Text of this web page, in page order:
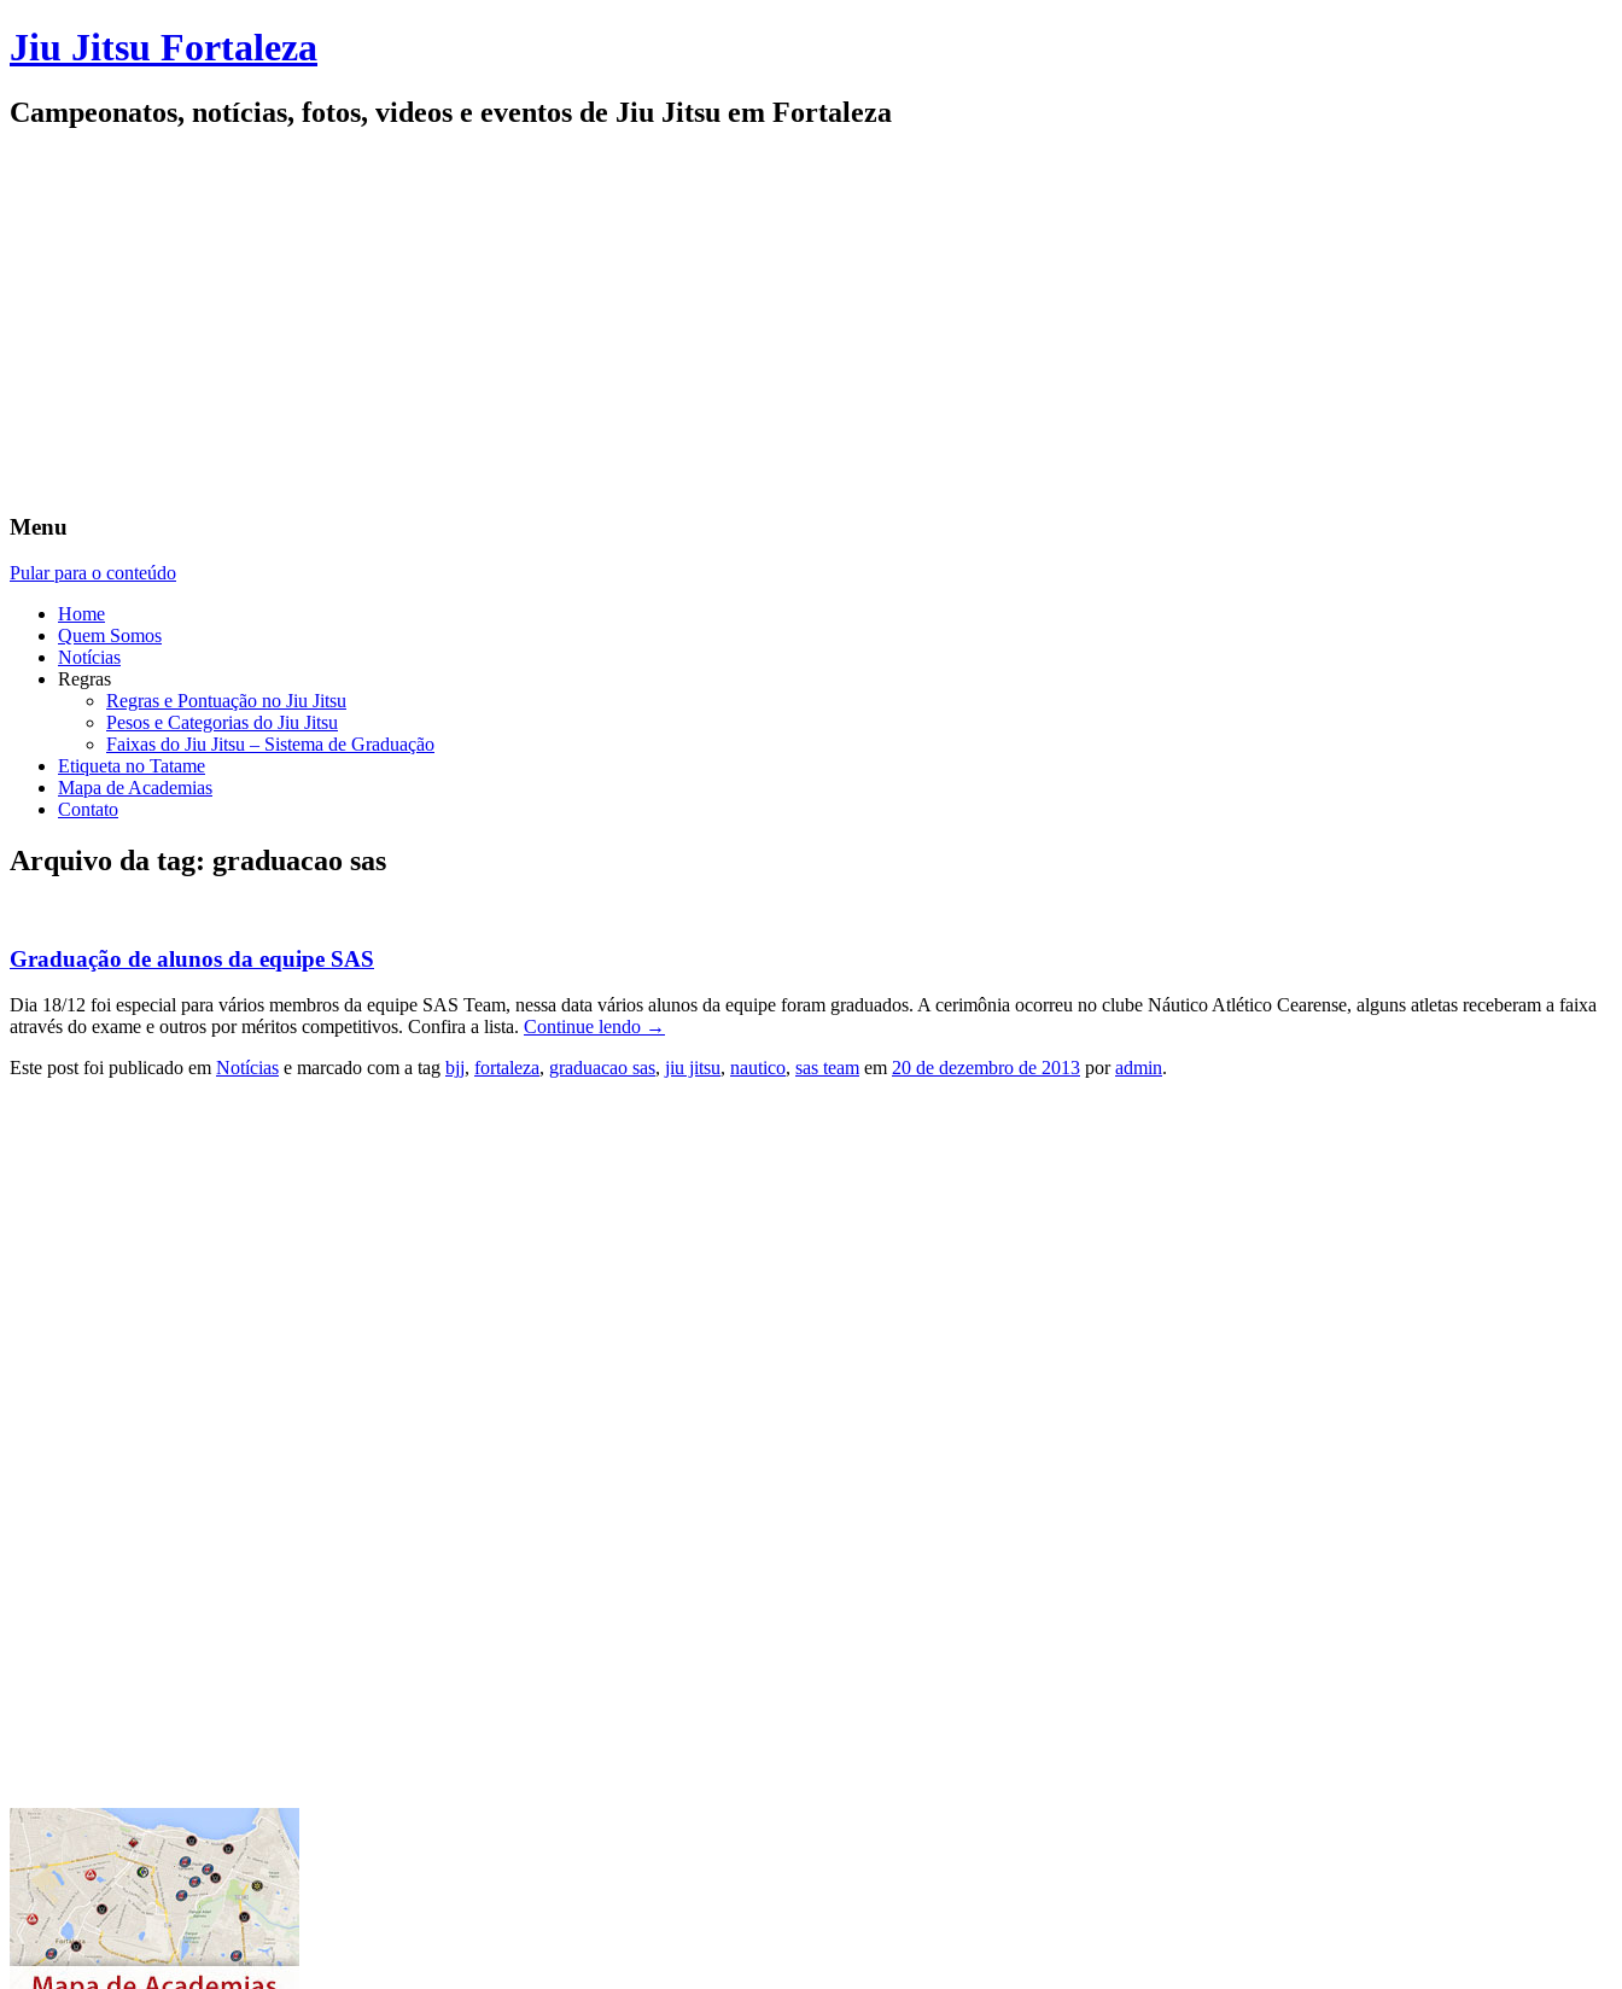
Jiu Jitsu Fortaleza
Campeonatos, notícias, fotos, videos e eventos de Jiu Jitsu em Fortaleza
Menu
Pular para o conteúdo
Home
Quem Somos
Notícias
Regras
Regras e Pontuação no Jiu Jitsu
Pesos e Categorias do Jiu Jitsu
Faixas do Jiu Jitsu – Sistema de Graduação
Etiqueta no Tatame
Mapa de Academias
Contato
Arquivo da tag: graduacao sas
Graduação de alunos da equipe SAS
Dia 18/12 foi especial para vários membros da equipe SAS Team, nessa data vários alunos da equipe foram graduados. A cerimônia ocorreu no clube Náutico Atlético Cearense, alguns atletas receberam a faixa
através do exame e outros por méritos competitivos. Confira a lista. Continue lendo →
Este post foi publicado em Notícias e marcado com a tag bjj, fortaleza, graduacao sas, jiu jitsu, nautico, sas team em 20 de dezembro de 2013 poradmin.